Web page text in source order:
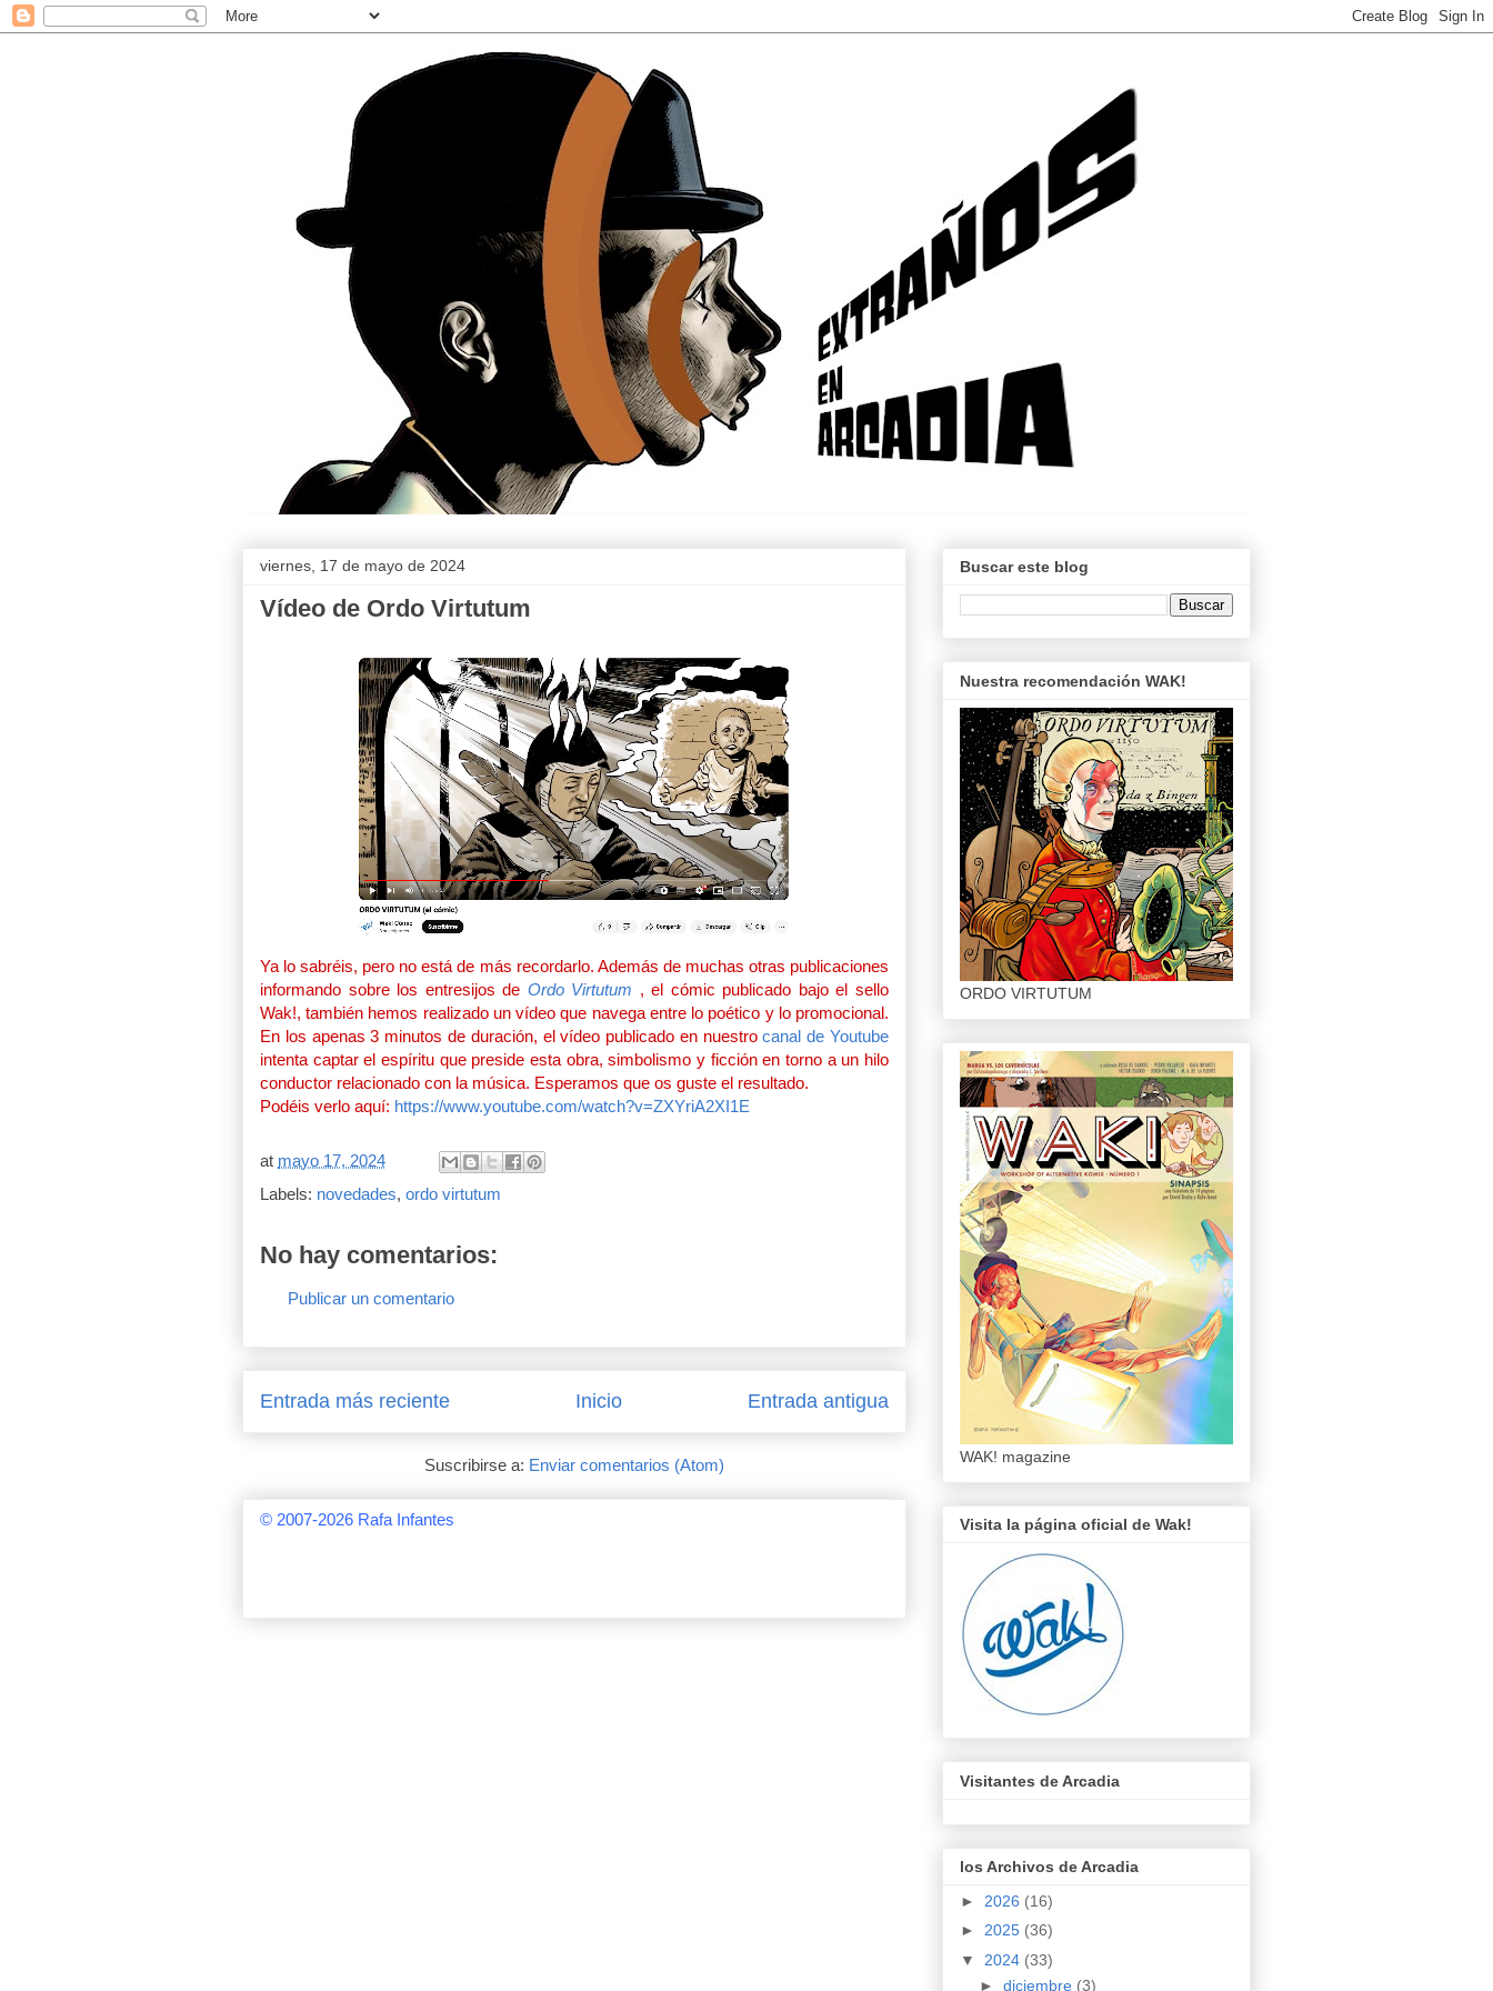
viernes, 17 de mayo de 2024
Vídeo de Ordo Virtutum
Ya lo sabréis, pero no está de más recordarlo. Además de muchas otras publicaciones
informando sobre los entresijos de Ordo Virtutum , el cómic publicado bajo el sello
Wak!, también hemos realizado un vídeo que navega entre lo poético y lo promocional.
En los apenas 3 minutos de duración, el vídeo publicado en nuestrocanal de Youtube
intenta captar el espíritu que preside esta obra, simbolismo y ficción en torno a un hilo
conductor relacionado con la música. Esperamos que os guste el resultado.
Podéis verlo aquí: https://www.youtube.com/watch?v=ZXYriA2XI1E
at mayo 17, 2024
Labels: novedades, ordo virtutum
No hay comentarios:
Publicar un comentario
Entrada más reciente Entrada antigua
Inicio
Suscribirse a: Enviar comentarios (Atom)
© 2007-2026 Rafa Infantes
Buscar este blog
Nuestra recomendación WAK!
ORDO VIRTUTUM
WAK! magazine
Visita la página oficial de Wak!
Visitantes de Arcadia
los Archivos de Arcadia
► 2026 (16)
► 2025 (36)
▼ 2024 (33)
► diciembre (3)